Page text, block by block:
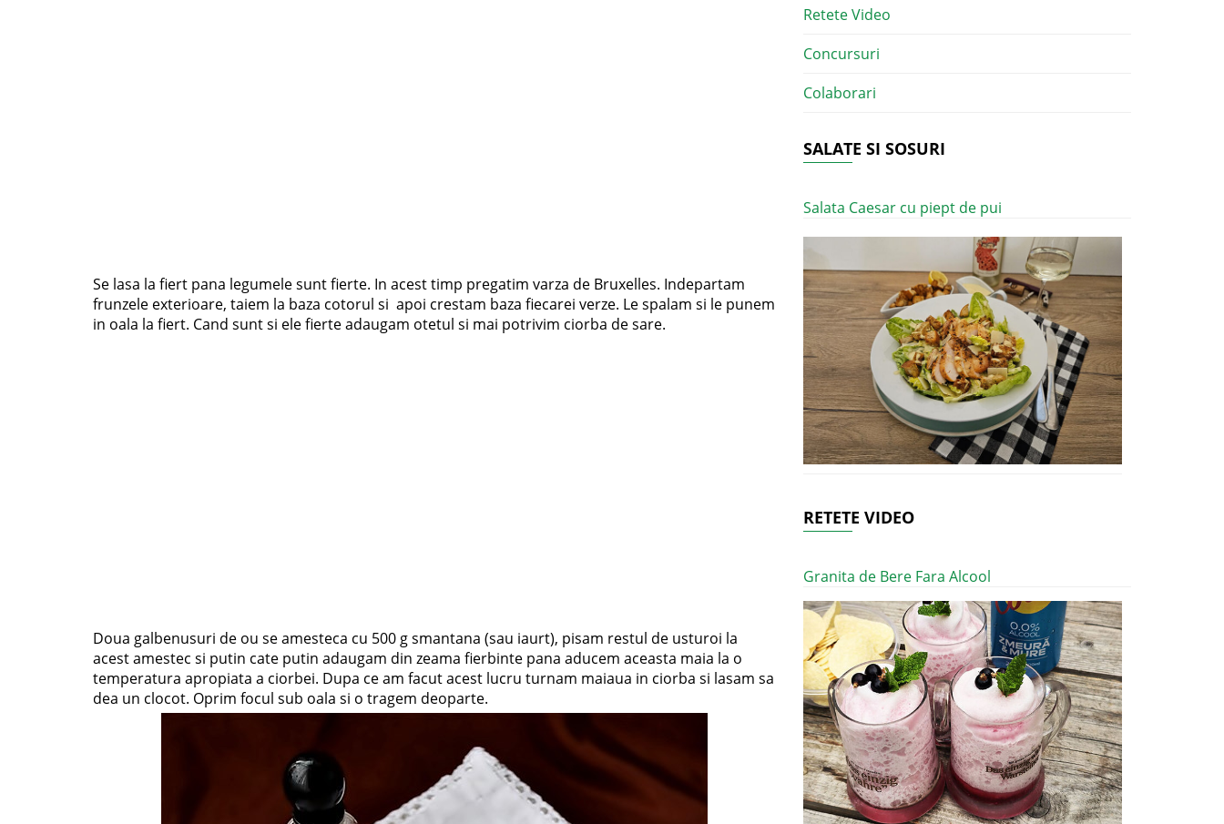
Se lasa la fiert pana legumele sunt fierte. In acest timp pregatim varza de Bruxelles. Indepartam
frunzele exterioare, taiem la baza cotorul si apoi crestam baza fiecarei verze. Le spalam si le punem
in oala la fiert. Cand sunt si ele fierte adaugam otetul si mai potrivim ciorba de sare.
Doua galbenusuri de ou se amesteca cu 500 g smantana (sau iaurt), pisam restul de usturoi la
acest amestec si putin cate putin adaugam din zeama fierbinte pana aducem aceasta maia la o
temperatura apropiata a ciorbei. Dupa ce am facut acest lucru turnam maiaua in ciorba si lasam sa
dea un clocot. Oprim focul sub oala si o tragem deoparte.
Retete Video
Concursuri
Colaborari
SALATE SI SOSURI
Salata Caesar cu piept de pui
RETETE VIDEO
Granita de Bere Fara Alcool